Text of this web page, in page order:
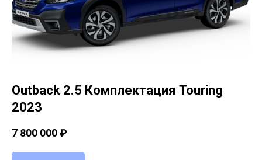
Outback 2.5 Комплектация Touring
2023
7 800 000₽